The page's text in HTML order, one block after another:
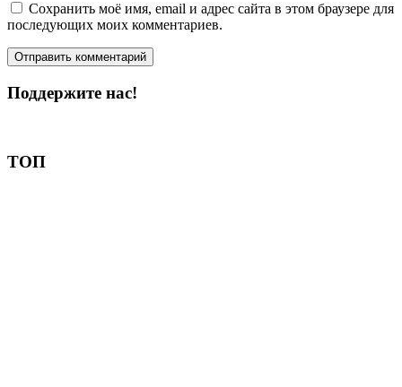
Сохранить моё имя, email и адрес сайта в этом браузере для
последующих моих комментариев.
Поддержите нас!
ТОП